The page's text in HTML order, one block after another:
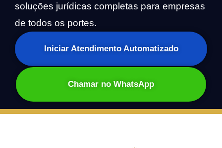
soluções jurídicas completas para empresas
de todos os portes.
Iniciar Atendimento Automatizado
Chamar no WhatsApp